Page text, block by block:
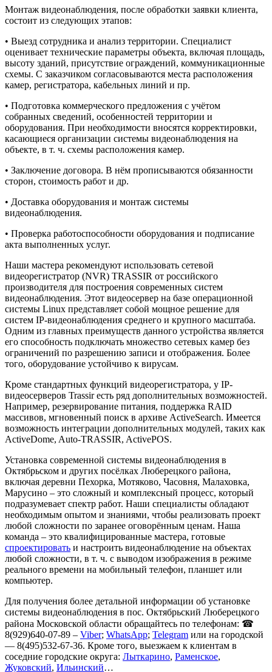
Монтаж видеонаблюдения, после обработки заявки клиента,
состоит из следующих этапов:
• Выезд сотрудника и анализ территории. Специалист
оценивает технические параметры объекта, включая площадь,
высоту зданий, присутствие ограждений, коммуникационные
схемы. С заказчиком согласовываются места расположения
камер, регистратора, кабельных линий и пр.
• Подготовка коммерческого предложения с учётом
собранных сведений, особенностей территории и
оборудования. При необходимости вносятся корректировки,
касающиеся организации системы видеонаблюдения на
объекте, в т. ч. схемы расположения камер.
• Заключение договора. В нём прописываются обязанности
сторон, стоимость работ и др.
• Доставка оборудования и монтаж системы
видеонаблюдения.
• Проверка работоспособности оборудования и подписание
акта выполненных услуг.
Наши мастера рекомендуют использовать сетевой
видеорегистратор (NVR) TRASSIR от российского
производителя для построения современных систем
видеонаблюдения. Этот видеосервер на базе операционной
системы Linux представляет собой мощное решение для
систем IP-видеонаблюдения среднего и крупного масштаба.
Одним из главных преимуществ данного устройства является
его способность подключать множество сетевых камер без
ограничений по разрешению записи и отображения. Более
того, оборудование устойчиво к вирусам.
Кроме стандартных функций видеорегистратора, у IP-
видеосерверов Trassir есть ряд дополнительных возможностей.
Например, резервирование питания, поддержка RAID
массивов, мгновенный поиск в архиве ActiveSearch. Имеется
возможность интеграции дополнительных модулей, таких как
ActiveDome, Auto-TRASSIR, ActivePOS.
Установка современной системы видеонаблюдения в
Октябрьском и других посёлках Люберецкого района,
включая деревни Пехорка, Мотяково, Часовня, Малаховка,
Марусино – это сложный и комплексный процесс, который
подразумевает спектр работ. Наши специалисты обладают
необходимым опытом и знаниями, чтобы реализовать проект
любой сложности по заранее оговорённым ценам. Наша
команда – это квалифицированные мастера, готовые
спроектировать и настроить видеонаблюдение на объектах
любой сложности, в т. ч. с выводом изображения в режиме
реального времени на мобильный телефон, планшет или
компьютер.
Для получения более детальной информации об установке
системы видеонаблюдения в пос. Октябрьский Люберецкого
района Московской области обращайтесь по телефонам: ☎
8(929)640-07-89 – Viber; WhatsApp; Telegram или на городской
— 8(495)532-67-36. Кроме того, выезжаем к клиентам в
соседние городские округа: Лыткарино, Раменское,
Жуковский, Ильинский…